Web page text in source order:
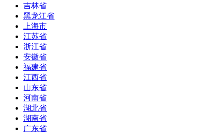
吉林省
黑龙江省
上海市
江苏省
浙江省
安徽省
福建省
江西省
山东省
河南省
湖北省
湖南省
广东省